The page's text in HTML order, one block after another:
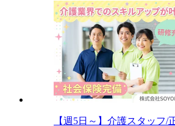
【週5日～】介護スタッフ/